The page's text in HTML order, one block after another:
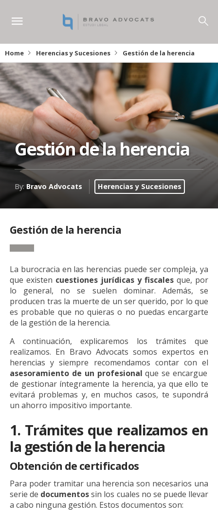
Home Herencias y Sucesiones Gestión de la herencia
Gestión de la herencia
By: Bravo Advocats Herencias y Sucesiones
Gestión de la herencia
La burocracia en las herencias puede ser compleja, ya
que existen cuestiones jurídicas y fiscales que, por
lo general, no se suelen dominar. Además, se
producen tras la muerte de un ser querido, por lo que
es probable que no quieras o no puedas encargarte
de la gestión de la herencia.
A continuación, explicaremos los trámites que
realizamos. En Bravo Advocats somos expertos en
herencias y siempre recomendamos contar con el
asesoramiento de un profesional que se encargue
de gestionar íntegramente la herencia, ya que ello te
evitará problemas y, en muchos casos, te supondrá
un ahorro impositivo importante.
1. Trámites que realizamos en
la gestión de la herencia
Obtención de certificados
Para poder tramitar una herencia son necesarios una
serie de documentossin los cuales no se puede llevar
a cabo ninguna gestión. Estos documentos son: